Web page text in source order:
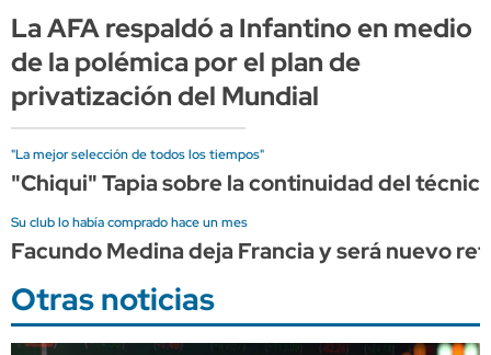
La AFA respaldó a Infantino en medio
de la polémica por el plan de
privatización del Mundial
"La mejor selección de todos los tiempos"
"Chiqui" Tapia sobre la continuidad del
Su club lo había comprado hace un mes
Facundo Medina deja Francia y será nuevo
Otras noticias